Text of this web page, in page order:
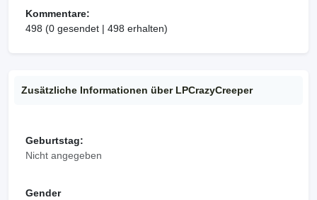
Kommentare:
498 (0 gesendet | 498 erhalten)
Zusätzliche Informationen über LPCrazyCreeper
Geburtstag:
Nicht angegeben
Gender